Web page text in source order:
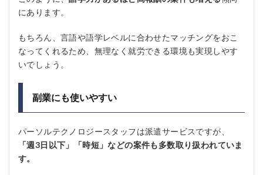
にあります。
もちろん、言語や語学レベルに合わせたマッチングをおこ
なってくれるため、無理なく就労できる環境も実現しやす
いでしょう。
副業にも使いやすい
パーソルテクノロジースタッフは派遣サービスですが、
「週3日以下」「時短」などの案件も多数取り扱われていま
す。